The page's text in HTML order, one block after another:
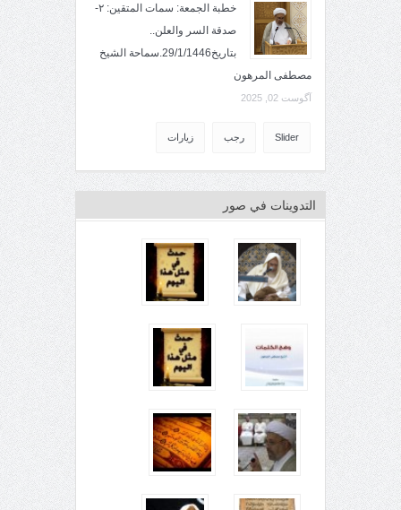
خطبة الجمعة: سمات المتقين: ٢-
صدقة السر والعلن..
بتاريخ29/1/1446.سماحة الشيخ
مصطفى المرهون
آگوست 02, 2025
Slider رجب زيارات
التدوينات في صور